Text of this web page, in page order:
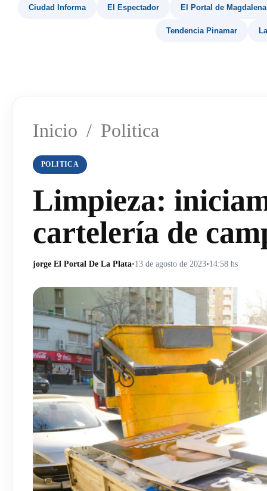
Ciudad Informa El Espectador El Portal de Magdalena
Tendencia Pinamar
Inicio / Politica
POLITICA
Limpieza:
cartelería de
jorge El Portal De La Plata•13 de agosto de 2023•14:58 hs